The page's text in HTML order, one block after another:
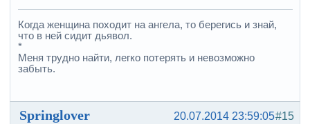
Когда женщина походит на ангела, то берегись и знай,
что в ней сидит дьявол.
*
Меня трудно найти, легко потерять и невозможно
забыть.
#15
20.07.2014 23:59:05
Springlover